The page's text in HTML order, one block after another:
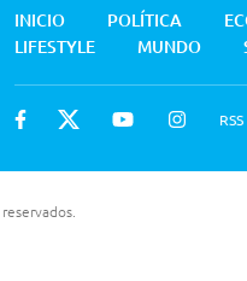
INICIO POLÍTICA
LIFESTYLE
MUNDO
RSS